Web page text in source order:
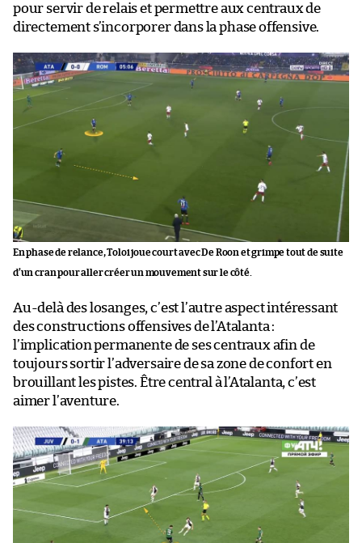
pour servir de relais et permettre aux centraux de
directement s’incorporer dans la phase offensive.
En phase de relance, Toloi joue court avec De Roon et grimpe tout de suite
d’un cran pour aller créer un mouvement sur le côté.
Au-delà des losanges, c’est l’autre aspect intéressant
des constructions offensives de l’Atalanta :
l’implication permanente de ses centraux afin de
toujours sortir l’adversaire de sa zone de confort en
brouillant les pistes. Être central à l’Atalanta, c’est
aimer l’aventure.